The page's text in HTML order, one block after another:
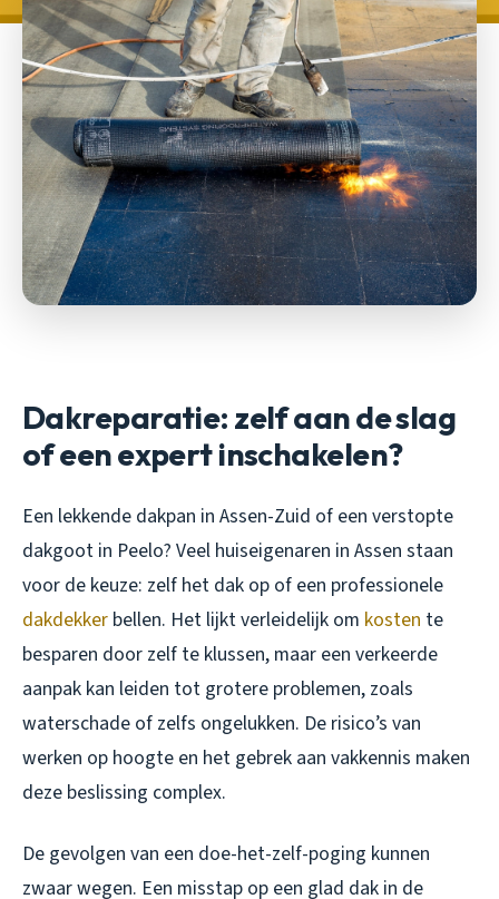
Dakreparatie: zelf aan de slag
of een expert inschakelen?
Een lekkende dakpan in Assen-Zuid of een verstopte
dakgoot in Peelo? Veel huiseigenaren in Assen staan
voor de keuze: zelf het dak op of een professionele
dakdekker bellen. Het lijkt verleidelijk om kosten te
besparen door zelf te klussen, maar een verkeerde
aanpak kan leiden tot grotere problemen, zoals
waterschade of zelfs ongelukken. De risico’s van
werken op hoogte en het gebrek aan vakkennis maken
deze beslissing complex.
De gevolgen van een doe-het-zelf-poging kunnen
zwaar wegen. Een misstap op een glad dak in de